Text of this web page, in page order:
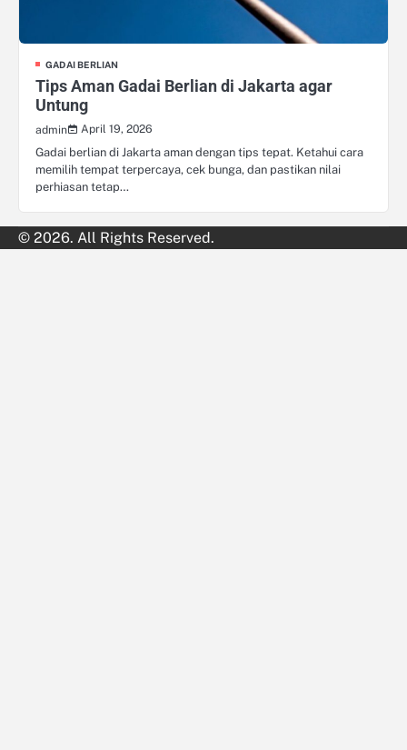
GADAI BERLIAN
Tips Aman Gadai Berlian di Jakarta agar
Untung
admin
April 19, 2026
Gadai berlian di Jakarta aman dengan tips tepat. Ketahui cara
memilih tempat terpercaya, cek bunga, dan pastikan nilai
perhiasan tetap…
© 2026. All Rights Reserved.